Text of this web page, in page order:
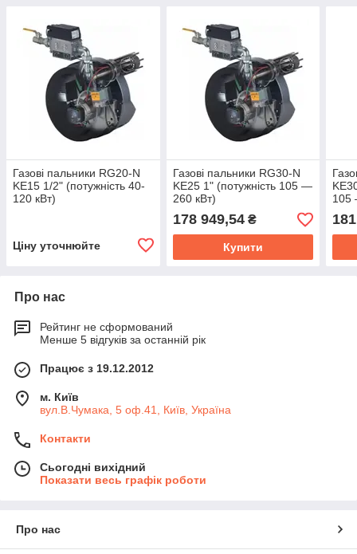
Газові пальники RG20-N
KE15 1/2" (потужність 40-
120 кВт)
Ціну уточнюйте
Газові пальники RG30-N
KE25 1" (потужність 105 —
260 кВт)
178 949,54₴
Купити
105
Про нас
Рейтинг не сформований
Менше 5 відгуків за останній рік
Працює з 19.12.2012
м. Київ
вул.В.Чумака, 5 оф.41, Київ, Україна
Контакти
Сьогодні вихідний
Показати весь графік роботи
Про нас